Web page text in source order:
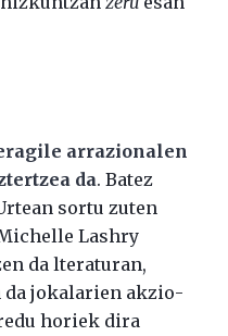
arrazionalen
da. Batez
sortu zuten
Lashry
da lteraturan,
jokalarien akzio-
horiek dira